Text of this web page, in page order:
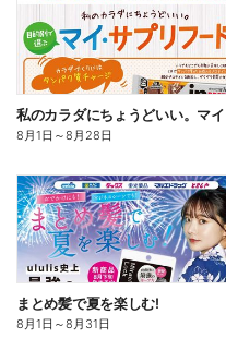
8月1日 ～8月28日
まとめ髪で夏を楽しむ!
8月1日 ～8月31日